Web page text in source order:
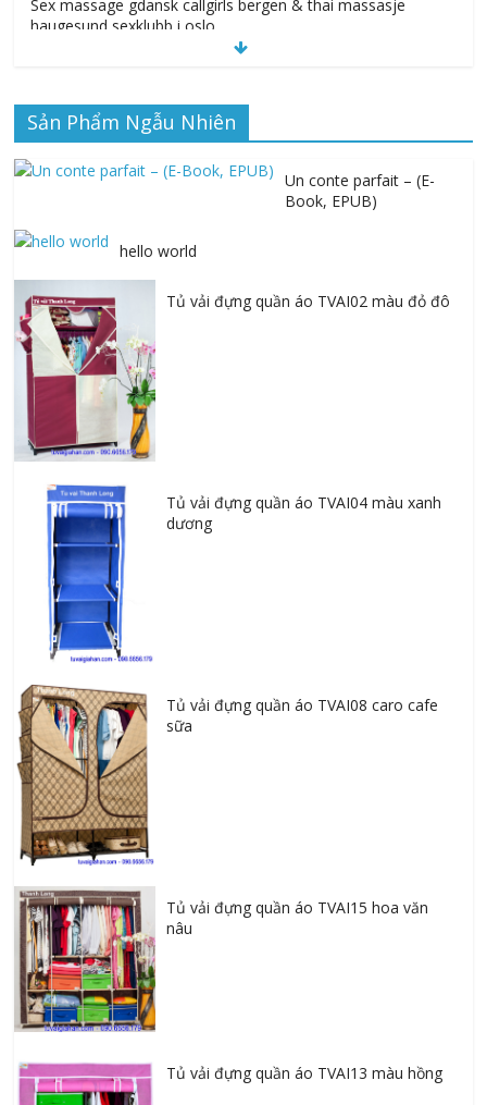
Sex massage gdansk callgirls bergen & thai massasje
haugesund sexklubb i oslo
Alphonse Mucha: The Spirit of Art Nouveau | Read Online
Free
Sản Phẩm Ngẫu Nhiên
Un conte parfait – (E-
Book, EPUB)
hello world
Tủ vải đựng quần áo TVAI02 màu đỏ đô
Tủ vải đựng quần áo TVAI04 màu xanh
dương
Tủ vải đựng quần áo TVAI08 caro cafe
sữa
Tủ vải đựng quần áo TVAI15 hoa văn
nâu
Tủ vải đựng quần áo TVAI13 màu hồng